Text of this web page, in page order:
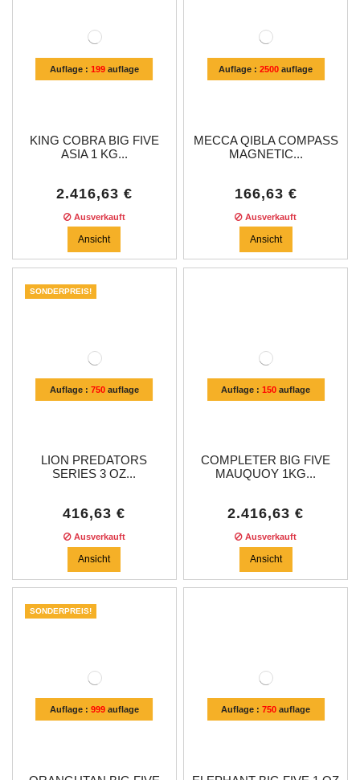
Auflage : 199auflage
KING COBRA BIG FIVE
ASIA 1 KG...
2.416,63 €
Ausverkauft
Ansicht
Auflage :2500 auflage
MECCA QIBLA COMPASS
MAGNETIC...
166,63 €
Ausverkauft
Ansicht
Auflage : 750auflage
SONDERPREIS!
LION PREDATORS
SERIES 3 OZ...
416,63 €
Ausverkauft
Ansicht
Auflage :150 auflage
COMPLETER BIG FIVE
MAUQUOY 1KG...
2.416,63 €
Ausverkauft
Ansicht
Auflage : 999auflage
SONDERPREIS!
Auflage :750 auflage